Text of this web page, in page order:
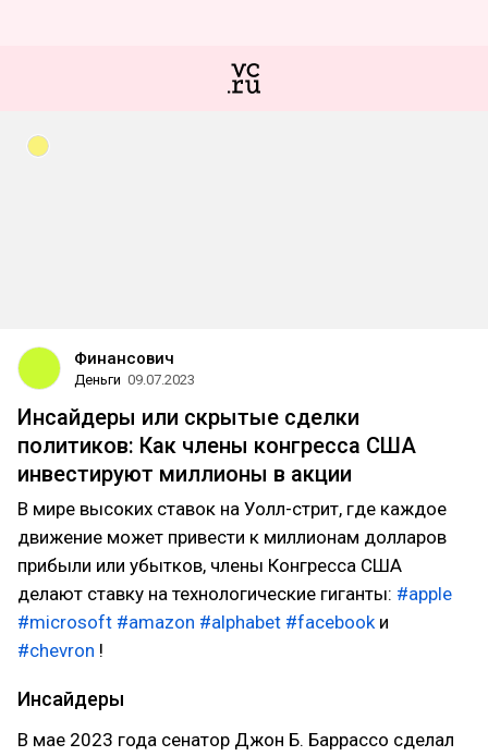
Финансович
Деньги 09.07.2023
Инсайдеры или скрытые сделки
политиков: Как члены конгресса США
инвестируют миллионы в акции
В мире высоких ставок на Уолл-стрит, где каждое
движение может привести к миллионам долларов
прибыли или убытков, члены Конгресса США
делают ставку на технологические гиганты: #apple
#microsoft #amazon #alphabet #facebookи
#chevron !
Инсайдеры
В мае 2023 года сенатор Джон Б. Баррассо сделал